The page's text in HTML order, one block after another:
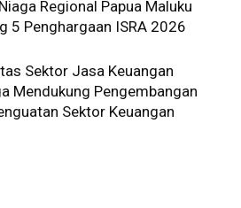
Regional Papua Maluku
5 Penghargaan ISRA 2026
Sektor Jasa Keuangan
Mendukung Pengembangan
Sektor Keuangan